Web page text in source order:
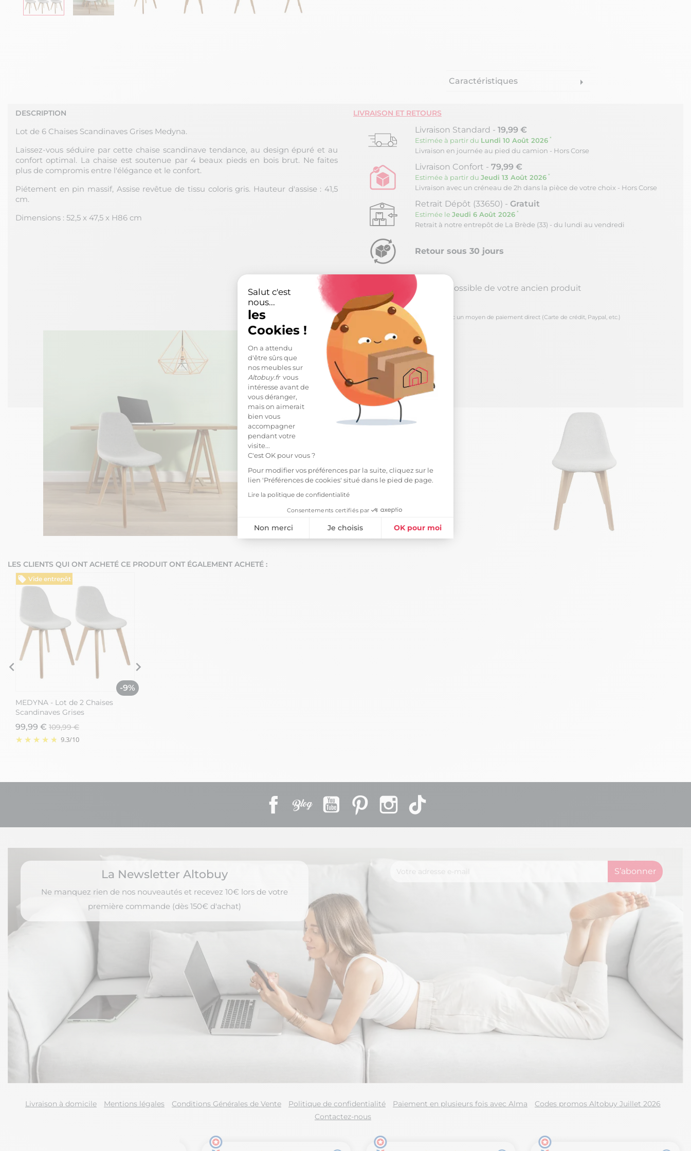
Salut c'est
nous...
les
Cookies !
On a attendu
d'être sûrs que
nos meubles sur
Altobuy.frvous
intéresse avant de
vous déranger,
mais on aimerait
bien vous
accompagner
pendant votre
visite...
C'est OK pour vous ?
Pour modifier vos préférences par la suite, cliquez sur le
lien 'Préférences de cookies' situé dans le pied de page.
Lire la politique de confidentialité
Consentements certifiés par
Non merci Je choisis OK pour moi
Notre plateforme vous permet d'adapter et de gérer vos paramètres de confidentialité, en garantissant la conformité avec les
Caractéristiques arrow_right
DESCRIPTION
Lot de 6 Chaises Scandinaves Grises Medyna.
Laissez-vous séduire par cette chaise scandinave tendance, au design épuré et au
confort optimal. La chaise est soutenue par 4 beaux pieds en bois brut. Ne faites
plus de compromis entre l'élégance et le confort.
Piétement en pin massif, Assise revêtue de tissu coloris gris. Hauteur d'assise : 41,5
cm.
Dimensions : 52,5 x 47,5 x H86 cm
LIVRAISON ET RETOURS
Livraison Standard - 19,99 €
Estimée à partir du Lundi 10 Août 2026 *
Livraison en journée au pied du camion - Hors Corse
Livraison Confort - 79,99 €
Estimée à partir du Jeudi 13 Août 2026 *
Livraison avec un créneau de 2h dans la pièce de votre choix - Hors Corse
Retrait Dépôt (33650) - Gratuit
Estimée le Jeudi 6 Août 2026 *
Retrait à notre entrepôt de La Brède (33) - du lundi au vendredi
Retour sous 30 jours
Reprise possible de votre ancien produit
pour toute commande passée avec un moyen de paiement direct (Carte de crédit, Paypal, etc.)
LES CLIENTS QUI ONT ACHETÉ CE PRODUIT ONT ÉGALEMENT ACHETÉ :
Vide entrepôt
-9%
MEDYNA - Lot de 2 Chaises
Scandinaves Grises
99,99 € 109,99 €
9.3/10
Facebook
Rss YouTube PinterestInstagram
La Newsletter Altobuy
Ne manquez rien de nos nouveautés et recevez 10€ lors de votre
première commande (dès 150€ d'achat)
Livraison à domicile Mentions légales Conditions Générales de Vente Politique de confidentialité Paiement en plusieurs fois avec Alma
Codes promos Altobuy Juillet 2026
Contactez-nous